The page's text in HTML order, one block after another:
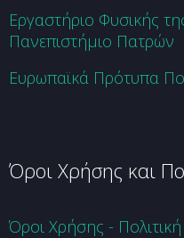
Εργαστήριο Φυσικής
Πανεπιστήμιο Πατρών
Ευρωπαϊκά Πρότυπα
Όροι Χρήσης και
Όροι Χρήσης -